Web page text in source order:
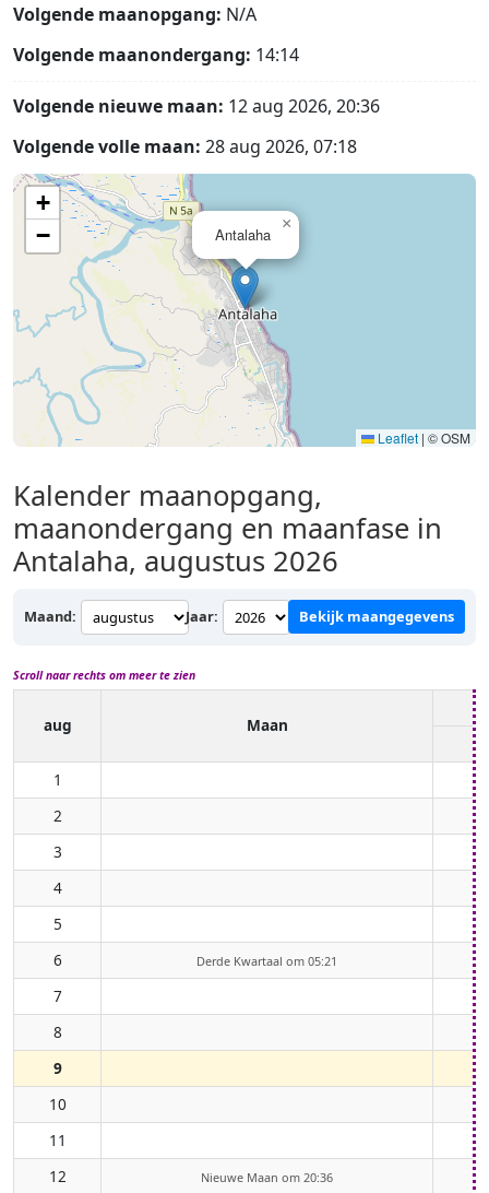
Volgende maanopgang: N/A
Volgende maanondergang: 14:14
Volgende nieuwe maan: 12 aug 2026, 20:36
Volgende volle maan: 28 aug 2026, 07:18
Antalaha
×
+
−
Leaflet | © OSM
Kalender maanopgang,
maanondergang en maanfase in
Antalaha, augustus 2026
Maand: Jaar: Bekijk maangegevens
Scroll naar rechts om meer te zien
aug Maan
1
2
3
4
5
6
Derde Kwartaal om 05:21
7
8
9
10
11
12
Nieuwe Maan om 20:36